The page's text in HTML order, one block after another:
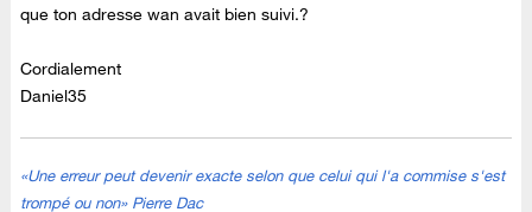
que ton adresse wan avait bien suivi.?
Cordialement
Daniel35
«Une erreur peut devenir exacte selon que celui qui l'a commise s'est
trompé ou non» Pierre Dac